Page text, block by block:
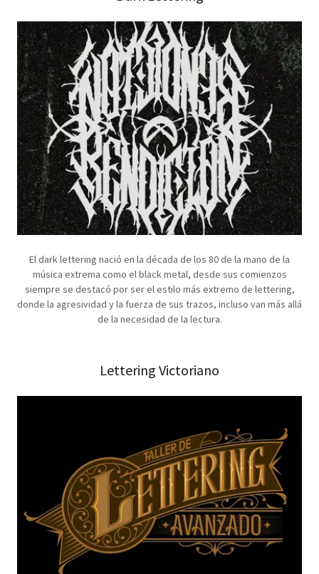
El dark lettering nació en la década de los 80 de la mano de la
música extrema como el black metal, desde sus comienzos
siempre se destacó por ser el estilo más extremo de lettering,
donde la agresividad y la fuerza de sus trazos, incluso van más allá
de la necesidad de la lectura.
Lettering Victoriano